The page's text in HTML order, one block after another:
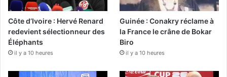
Côte d’Ivoire : Hervé Renard
redevient sélectionneur des
Éléphants
il y a 10 heures
Guinée : Conakry réclame à
la France le crâne de Bokar
Biro
il y a 10 heures